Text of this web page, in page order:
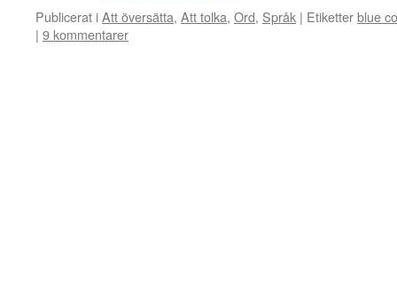
Publicerat iAtt översätta, Att tolka, Ord, Språk | Etiketterblue
| 9 kommentarer